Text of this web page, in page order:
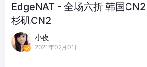
EdgeNAT - 全场六折 韩国
杉矶CN2
小夜
2021年02月01日